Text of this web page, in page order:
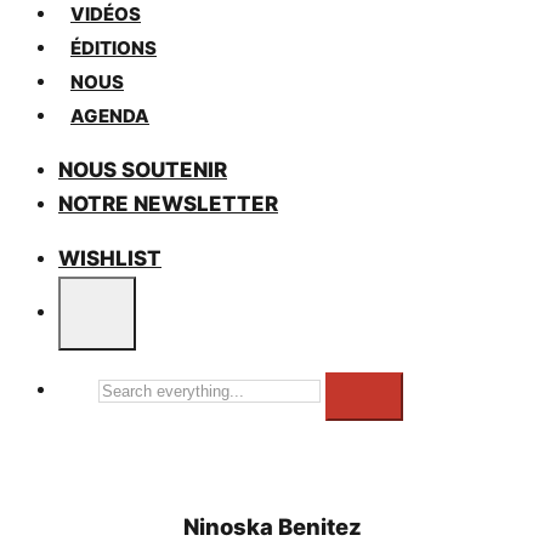
VIDÉOS
ÉDITIONS
NOUS
AGENDA
NOUS SOUTENIR
NOTRE NEWSLETTER
WISHLIST
Search
Ninoska Benitez